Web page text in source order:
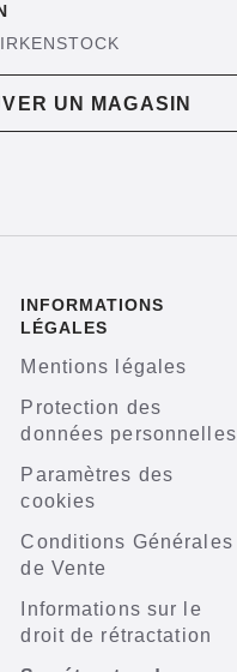
UN MAGASIN
INFORMATIONS
LÉGALES
Mentions légales
Protection des
données personnelles
Paramètres des
cookies
Conditions Générales
de Vente
Informations sur le
droit de rétractation